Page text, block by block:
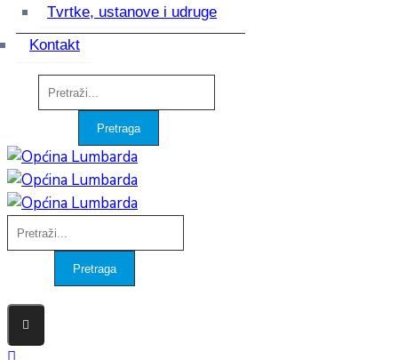
Tvrtke, ustanove i udruge
Kontakt